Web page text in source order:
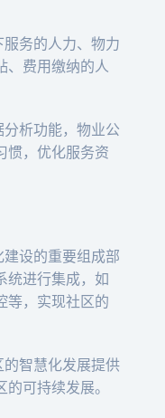
务的人力、物力
、费用缴纳的人
析功能，物业公
惯，优化服务资
设的重要组成部
统进行集成，如
等，实现社区的
智慧化发展提供
可持续发展。